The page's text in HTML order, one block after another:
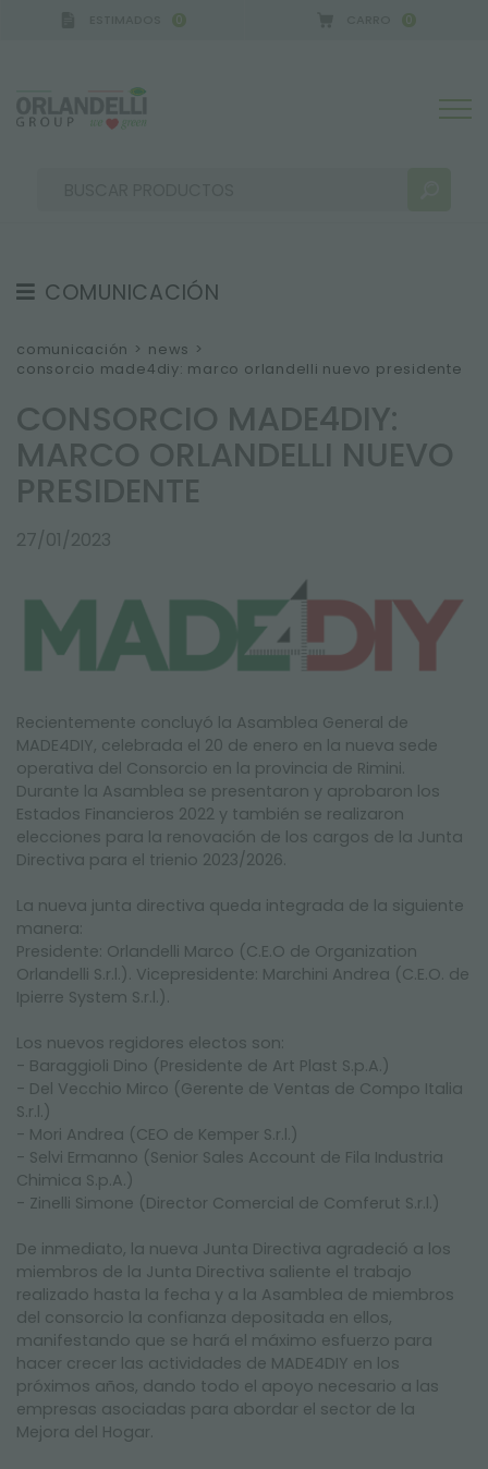
0 0
MÁS RESULTADOS PARA USTED:
COMUNICACIÓN
TESTIMONIOS
NEWS
VIDEO
CATÁLOGOS
NEWSLETTER
comunicación > news >
consorcio made4diy: marco orlandelli nuevo presidente
CONSORCIO MADE4DIY:
MARCO ORLANDELLI NUEVO
PRESIDENTE
27/01/2023
Recientemente concluyó la Asamblea General de
MADE4DIY, celebrada el 20 de enero en la nueva sede
operativa del Consorcio en la provincia de Rimini.
Durante la Asamblea se presentaron y aprobaron los
Estados Financieros 2022 y también se realizaron
elecciones para la renovación de los cargos de la Junta
Directiva para el trienio 2023/2026.
La nueva junta directiva queda integrada de la siguiente
manera:
Presidente: Orlandelli Marco (C.E.O de Organization
Orlandelli S.r.l.). Vicepresidente: Marchini Andrea (C.E.O. de
Ipierre System S.r.l.).
Los nuevos regidores electos son:
- Baraggioli Dino (Presidente de Art Plast S.p.A.)
- Del Vecchio Mirco (Gerente de Ventas de Compo Italia
S.r.l.)
- Mori Andrea (CEO de Kemper S.r.l.)
- Selvi Ermanno (Senior Sales Account de Fila Industria
Chimica S.p.A.)
- Zinelli Simone (Director Comercial de Comferut S.r.l.)
De inmediato, la nueva Junta Directiva agradeció a los
miembros de la Junta Directiva saliente el trabajo
realizado hasta la fecha y a la Asamblea de miembros
del consorcio la confianza depositada en ellos,
manifestando que se hará el máximo esfuerzo para
hacer crecer las actividades de MADE4DIY en los
próximos años, dando todo el apoyo necesario a las
empresas asociadas para abordar el sector de la
Mejora del Hogar.